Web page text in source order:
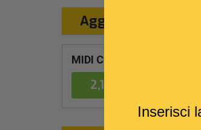
Aggiungi al Carrello
MIDI Con testo
2,19 €
Inserisci